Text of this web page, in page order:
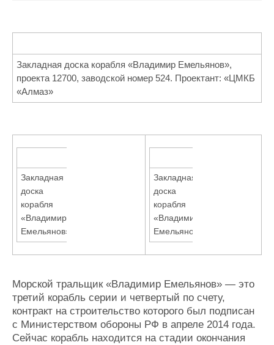
Закладная доска корабля «Владимир Емельянов»,
проекта 12700, заводской номер 524. Проектант: «ЦМКБ
«Алмаз»
Закладная
доска
корабля
«Владимир
Емельянов»
Закладная
доска
корабля
«Владимир
Емельянов»
Морской тральщик «Владимир Емельянов» — это
третий корабль серии и четвертый по счету,
контракт на строительство которого был подписан
с Министерством обороны РФ в апреле 2014 года.
Сейчас корабль находится на стадии окончания